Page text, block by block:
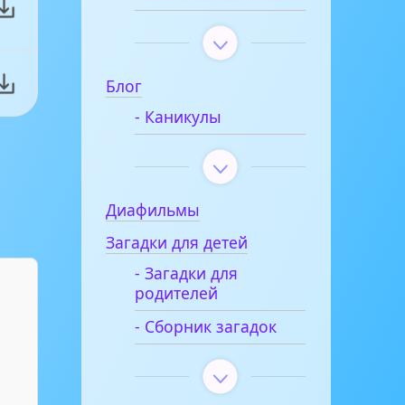
Блог
- Каникулы
Диафильмы
Загадки для детей
- Загадки для
родителей
- Сборник загадок